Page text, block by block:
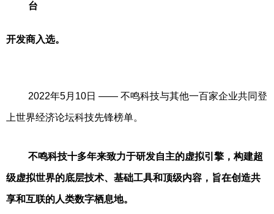
台
开发商入选。
2022年5月10日 —— 不鸣科技与其他一百家企业共同登
上世界经济论坛科技先锋榜单。
不鸣科技十多年来致力于研发自主的虚拟引擎，构建超
级虚拟世界的底层技术、基础工具和顶级内容，旨在创造共
享和互联的人类数字栖息地。